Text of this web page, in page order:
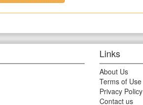
Links
About Us
Terms of Use
Privacy Policy
Contact us